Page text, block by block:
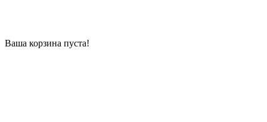
Ваша корзина пуста!